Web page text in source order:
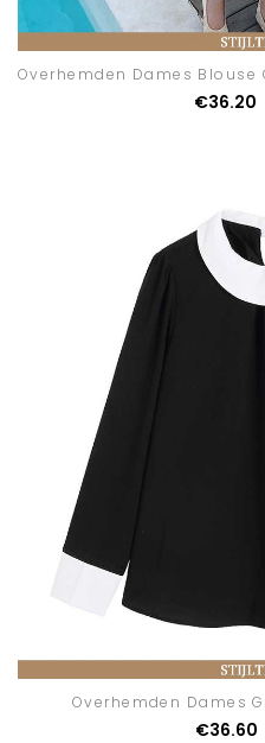
€36.20
Overhemden Dames
€36.60